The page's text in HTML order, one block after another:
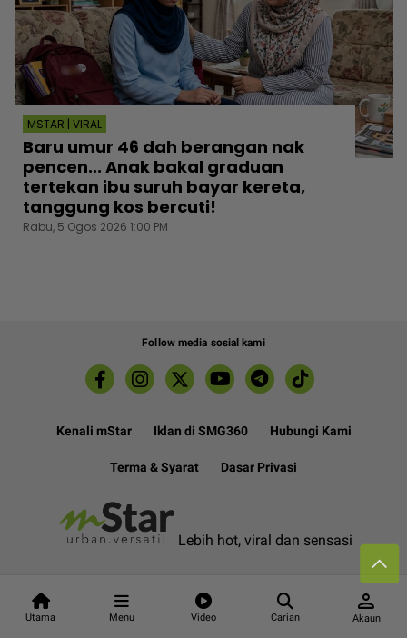
Utama Menu Video Carian
person
Akaun
MSTAR | VIRAL
Baru umur 46 dah berangan nak
pencen... Anak bakal graduan
tertekan ibu suruh bayar kereta,
tanggung kos bercuti!
Rabu, 5 Ogos 2026 1:00 PM
Follow media sosial kami
Kenali mStar Iklan di SMG360 Hubungi Kami
Terma & Syarat Dasar Privasi
Lebih hot, viral dan sensasi
Hakcipta Terpelihara ©
2026. Star Media Group Berhad
[197101000523 (10894-D)]